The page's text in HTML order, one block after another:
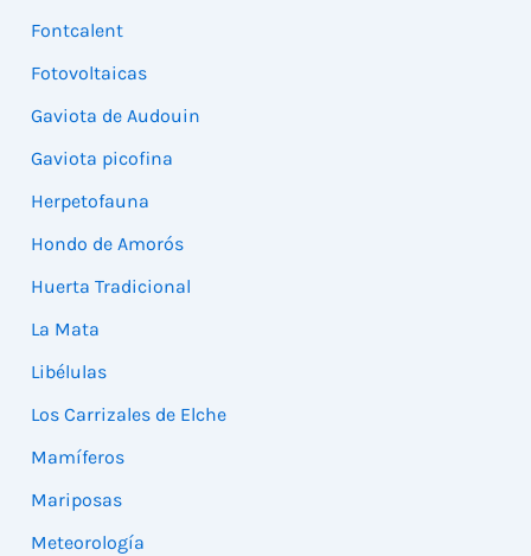
Fontcalent
Fotovoltaicas
Gaviota de Audouin
Gaviota picofina
Herpetofauna
Hondo de Amorós
Huerta Tradicional
La Mata
Libélulas
Los Carrizales de Elche
Mamíferos
Mariposas
Meteorología